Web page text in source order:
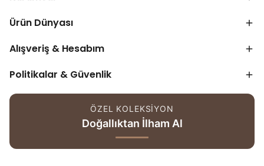
Ürün Dünyası
Alışveriş & Hesabım
Politikalar & Güvenlik
ÖZEL KOLEKSİYON
Doğallıktan İlham Al